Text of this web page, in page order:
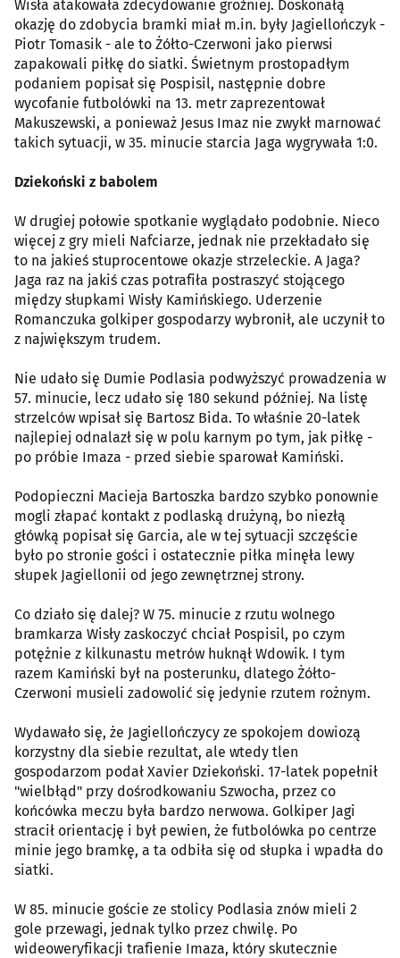
Wisła atakowała zdecydowanie groźniej. Doskonałą
okazję do zdobycia bramki miał m.in. były Jagiellończyk -
Piotr Tomasik - ale to Żółto-Czerwoni jako pierwsi
zapakowali piłkę do siatki. Świetnym prostopadłym
podaniem popisał się Pospisil, następnie dobre
wycofanie futbolówki na 13. metr zaprezentował
Makuszewski, a ponieważ Jesus Imaz nie zwykł marnować
takich sytuacji, w 35. minucie starcia Jaga wygrywała 1:0.
Dziekoński z babolem
W drugiej połowie spotkanie wyglądało podobnie. Nieco
więcej z gry mieli Nafciarze, jednak nie przekładało się
to na jakieś stuprocentowe okazje strzeleckie. A Jaga?
Jaga raz na jakiś czas potrafiła postraszyć stojącego
między słupkami Wisły Kamińskiego. Uderzenie
Romanczuka golkiper gospodarzy wybronił, ale uczynił to
z największym trudem.
Nie udało się Dumie Podlasia podwyższyć prowadzenia w
57. minucie, lecz udało się 180 sekund później. Na listę
strzelców wpisał się Bartosz Bida. To właśnie 20-latek
najlepiej odnalazł się w polu karnym po tym, jak piłkę -
po próbie Imaza - przed siebie sparował Kamiński.
Podopieczni Macieja Bartoszka bardzo szybko ponownie
mogli złapać kontakt z podlaską drużyną, bo niezłą
główką popisał się Garcia, ale w tej sytuacji szczęście
było po stronie gości i ostatecznie piłka minęła lewy
słupek Jagiellonii od jego zewnętrznej strony.
Co działo się dalej? W 75. minucie z rzutu wolnego
bramkarza Wisły zaskoczyć chciał Pospisil, po czym
potężnie z kilkunastu metrów huknął Wdowik. I tym
razem Kamiński był na posterunku, dlatego Żółto-
Czerwoni musieli zadowolić się jedynie rzutem rożnym.
Wydawało się, że Jagiellończycy ze spokojem dowiozą
korzystny dla siebie rezultat, ale wtedy tlen
gospodarzom podał Xavier Dziekoński. 17-latek popełnił
"wielbłąd" przy dośrodkowaniu Szwocha, przez co
końcówka meczu była bardzo nerwowa. Golkiper Jagi
stracił orientację i był pewien, że futbolówka po centrze
minie jego bramkę, a ta odbiła się od słupka i wpadła do
siatki.
W 85. minucie goście ze stolicy Podlasia znów mieli 2
gole przewagi, jednak tylko przez chwilę. Po
wideoweryfikacji trafienie Imaza, który skutecznie